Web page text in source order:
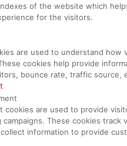
of the website which
for the visitors.
are used to understand how
cookies help provide
bounce rate, traffic source,
cookies are used to provide
campaigns. These cookies track
information to provide